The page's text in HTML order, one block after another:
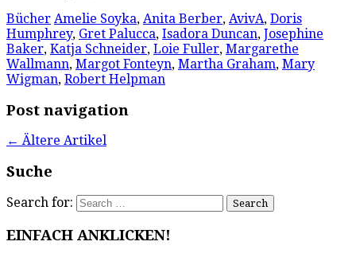
Bücher Amelie Soyka, Anita Berber, AvivA, Doris
Humphrey, Gret Palucca, Isadora Duncan, Josephine
Baker, Katja Schneider, Loie Fuller, Margarethe
Wallmann, Margot Fonteyn, Martha Graham, Mary
Wigman, Robert Helpman
Post navigation
← Ältere Artikel
Suche
Search for:
EINFACH ANKLICKEN!